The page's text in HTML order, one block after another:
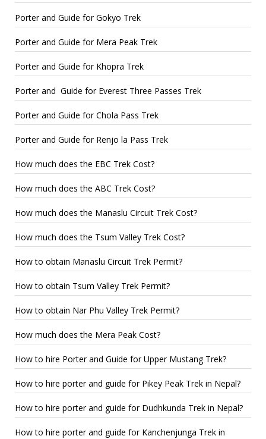
Porter and Guide for Gokyo Trek
Porter and Guide for Mera Peak Trek
Porter and Guide for Khopra Trek
Porter and Guide for Everest Three Passes Trek
Porter and Guide for Chola Pass Trek
Porter and Guide for Renjo la Pass Trek
How much does the EBC Trek Cost?
How much does the ABC Trek Cost?
How much does the Manaslu Circuit Trek Cost?
How much does the Tsum Valley Trek Cost?
How to obtain Manaslu Circuit Trek Permit?
How to obtain Tsum Valley Trek Permit?
How to obtain Nar Phu Valley Trek Permit?
How much does the Mera Peak Cost?
How to hire Porter and Guide for Upper Mustang Trek?
How to hire porter and guide for Pikey Peak Trek in Nepal?
How to hire porter and guide for Dudhkunda Trek in Nepal?
How to hire porter and guide for Kanchenjunga Trek in